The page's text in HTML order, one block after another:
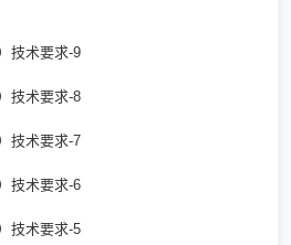
技术要求-9
技术要求-8
技术要求-7
技术要求-6
技术要求-5